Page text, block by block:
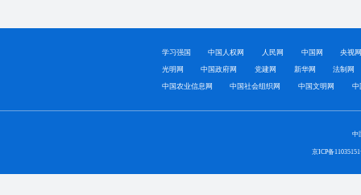
学习强国 中国人权网 人民网 中国网 央视
光明网 中国政府网 党建网 新华网 法制网
中国农业信息网 中国社会组织网 中国文明网 中
中
京ICP备